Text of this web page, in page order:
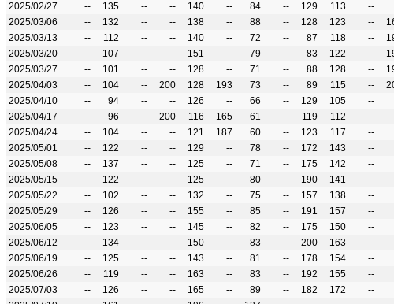
2025/02/27
-- 135 -- -- 140 -- 84 -- 129 113 --
2025/03/06
-- 132 -- -- 138 -- 88 -- 128 123 --
2025/03/13
-- 112 -- -- 140 -- 72 -- 87 118 --
2025/03/20
-- 107 -- -- 151 -- 79 -- 83 122 --
2025/03/27
-- 101 -- -- 128 -- 71 -- 88 128 --
2025/04/03
-- 104 -- 200 128 193 73 -- 89 115 --
2025/04/10
-- 94 -- -- 126 -- 66 -- 129 105 --
2025/04/17
-- 96 -- 200 116 165 61 -- 119 112 --
2025/04/24
-- 104 -- -- 121 187 60 -- 123 117 --
2025/05/01
-- 122 -- -- 129 -- 78 -- 172 143 --
2025/05/08
-- 137 -- -- 125 -- 71 -- 175 142 --
2025/05/15
-- 122 -- -- 125 -- 80 -- 190 141 --
2025/05/22
-- 102 -- -- 132 -- 75 -- 157 138 --
2025/05/29
-- 126 -- -- 155 -- 85 -- 191 157 --
2025/06/05
-- 123 -- -- 145 -- 82 -- 175 150 --
2025/06/12
-- 134 -- -- 150 -- 83 -- 200 163 --
2025/06/19
-- 125 -- -- 143 -- 81 -- 178 154 --
2025/06/26
-- 119 -- -- 163 -- 83 -- 192 155 --
2025/07/03
-- 126 -- -- 165 -- 89 -- 182 172 --